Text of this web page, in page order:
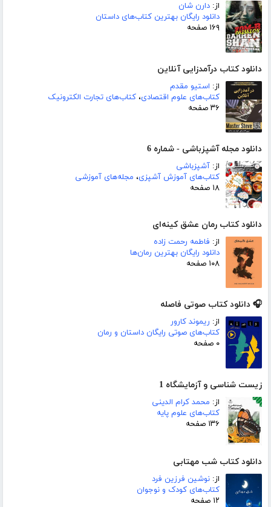
از: دارن شان
دانلود رایگان بهترین کتاب‌های داستان
۱۶۹ صفحه
دانلود کتاب درآمدزایی آنلاین
از: استیو مقدم
کتاب‌های علوم اقتصادی، کتاب‌های تجارت الکترونیک
۳۶ صفحه
دانلود مجله آشپزباشی - شماره 6
از: آشپزباشی
کتاب‌های آموزش آشپزی، مجله‌های آموزشی
۱۸ صفحه
دانلود کتاب رمان عشق کینه‌ای
از: فاطمه رحمت زاده
دانلود رایگان بهترین رمان‌ها
۱۰۸ صفحه
🎧 دانلود کتاب صوتی فاصله
از: ریموند کارور
کتاب‌های صوتی رایگان داستان و رمان
۰ صفحه
زیست شناسی و آزمایشگاه 1
از: محمد کرام الدینی
کتاب‌های علوم پایه
۱۳۶ صفحه
دانلود کتاب شب مهتابی
از: نوشین فرزین فرد
کتاب‌های کودک و نوجوان
۱۲ صفحه